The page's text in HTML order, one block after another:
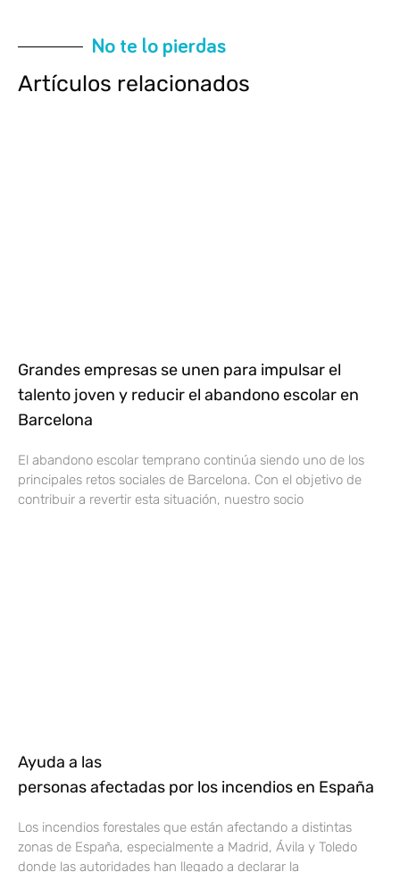
No te lo pierdas
Artículos relacionados
Grandes empresas se unen para impulsar el
talento joven y reducir el abandono escolar en
Barcelona
El abandono escolar temprano continúa siendo uno de los
principales retos sociales de Barcelona. Con el objetivo de
contribuir a revertir esta situación, nuestro socio
Ayuda a las
personas afectadas por los incendios en España
Los incendios forestales que están afectando a distintas
zonas de España, especialmente a Madrid, Ávila y Toledo
donde las autoridades han llegado a declarar la